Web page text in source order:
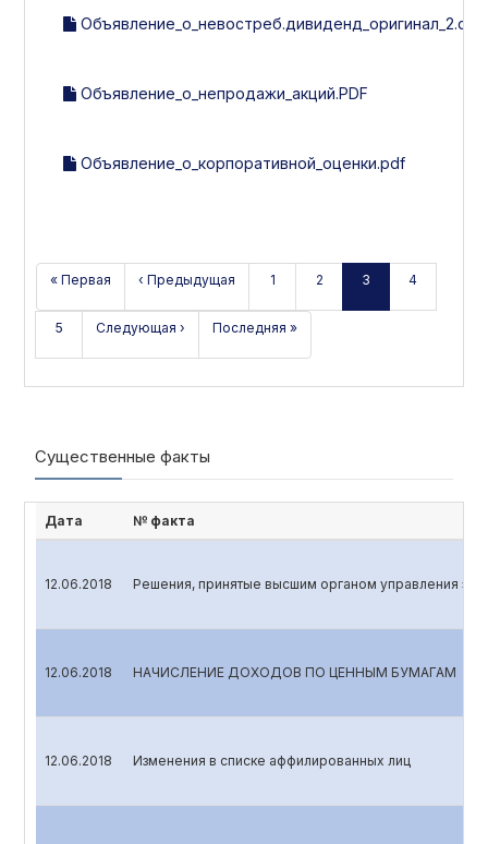
Объявление_о_непродажи_акций.PDF
Объявление_о_корпоративной_оценки.pdf
« Первая ‹ Предыдущая 1 2 3 4
5 Следующая › Последняя »
Существенные факты
Дата № факта
12.06.2018 Решения, принятые высшим органом управления
12.06.2018 НАЧИСЛЕНИЕ ДОХОДОВ ПО ЦЕННЫМ БУМАГАМ
12.06.2018 Изменения в списке аффилированных лиц